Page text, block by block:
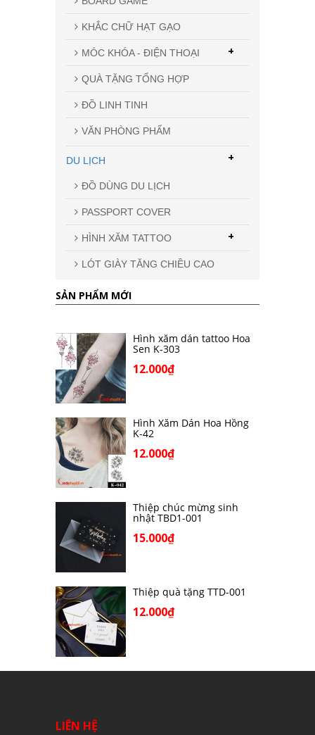
KHẮC CHỮ HẠT GẠO
MÓC KHÓA - ĐIỆN THOẠI +
QUÀ TẶNG TỔNG HỢP
ĐỒ LINH TINH
VĂN PHÒNG PHẨM
DU LỊCH
ĐỒ DÙNG DU LỊCH
PASSPORT COVER
HÌNH XĂM TATTOO +
LÓT GIÀY TĂNG CHIỀU CAO
+
SẢN PHẨM MỚI
Hình xăm dán tattoo Hoa
Sen K-303
12.000₫
Hình Xăm Dán Hoa Hồng
K-42
12.000₫
Thiệp chúc mừng sinh
nhật TBD1-001
15.000₫
Thiệp quà tặng TTD-001
12.000₫
LIÊN HỆ